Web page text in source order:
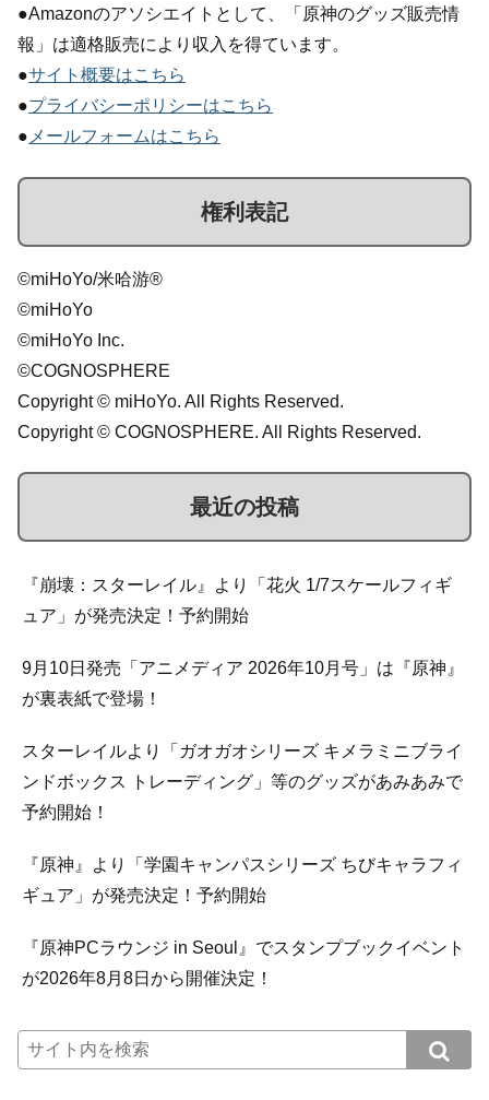
●Amazonのアソシエイトとして、「原神のグッズ販売情
報」は適格販売により収入を得ています。
●サイト概要はこちら
●プライバシーポリシーはこちら
● メールフォームはこちら
権利表記
©miHoYo/米哈游®
©miHoYo
©miHoYo Inc.
©COGNOSPHERE
Copyright © miHoYo. All Rights Reserved.
Copyright © COGNOSPHERE. All Rights Reserved.
最近の投稿
『崩壊：スターレイル』より「花火 1/7スケールフィギ
ュア」が発売決定！予約開始
9月10日発売「アニメディア 2026年10月号」は『原神』
が裏表紙で登場！
スターレイルより「ガオガオシリーズ キメラミニブライ
ンドボックス トレーディング」等のグッズがあみあみで
予約開始！
『原神』より「学園キャンパスシリーズ ちびキャラフィ
ギュア」が発売決定！予約開始
『原神PCラウンジ in Seoul』でスタンプブックイベント
が2026年8月8日から開催決定！